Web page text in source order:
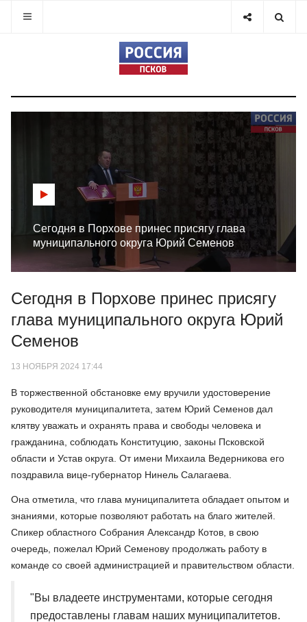
Сегодня в Порхове принес присягу глава
муниципального округа Юрий Семенов
Сегодня в Порхове принес присягу
глава муниципального округа Юрий
Семенов
13 НОЯБРЯ 2024 17:44
В торжественной обстановке ему вручили удостоверение
руководителя муниципалитета, затем Юрий Семенов дал
клятву уважать и охранять права и свободы человека и
гражданина, соблюдать Конституцию, законы Псковской
области и Устав округа. От имени Михаила Ведерникова его
поздравила вице-губернатор Нинель Салагаева.
Она отметила, что глава муниципалитета обладает опытом и
знаниями, которые позволяют работать на благо жителей.
Спикер областного Собрания Александр Котов, в свою
очередь, пожелал Юрий Семенову продолжать работу в
команде со своей администрацией и правительством области.
"Вы владеете инструментами, которые сегодня
предоставлены главам наших муниципалитетов.